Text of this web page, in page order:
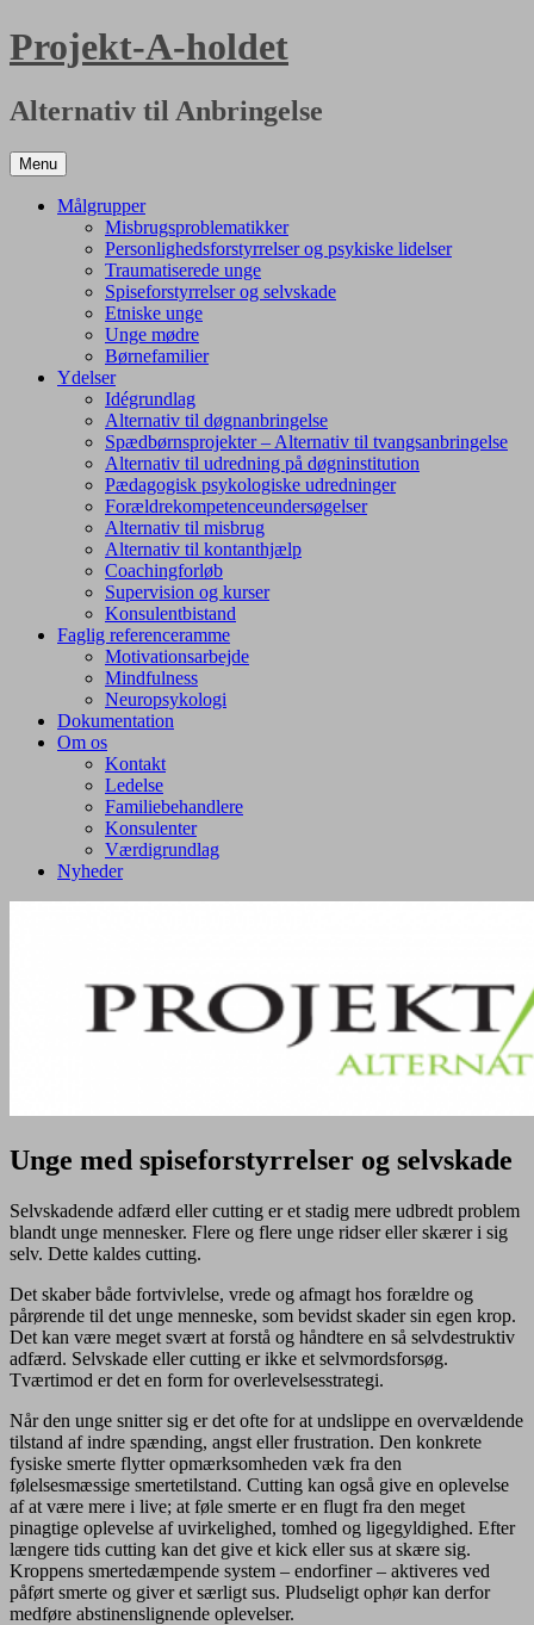
Hop
til
Projekt-A-holdet
Alternativ til Anbringelse
Menu
Målgrupper
Misbrugsproblematikker
Personlighedsforstyrrelser og psykiske lidelser
Traumatiserede unge
Spiseforstyrrelser og selvskade
Etniske unge
Unge mødre
Børnefamilier
Ydelser
Idégrundlag
Alternativ til døgnanbringelse
Spædbørnsprojekter – Alternativ til tvangsanbringelse
Alternativ til udredning på døgninstitution
Pædagogisk psykologiske udredninger
Forældrekompetenceundersøgelser
Alternativ til misbrug
Alternativ til kontanthjælp
Coachingforløb
Supervision og kurser
Konsulentbistand
Faglig referenceramme
Motivationsarbejde
Mindfulness
Neuropsykologi
Dokumentation
Om os
Kontakt
Ledelse
Familiebehandlere
Konsulenter
Værdigrundlag
Nyheder
Unge med spiseforstyrrelser og selvskade
Selvskadende adfærd eller cutting er et stadig mere udbredt problem
blandt unge mennesker. Flere og flere unge ridser eller skærer i sig
selv. Dette kaldes cutting.
Det skaber både fortvivlelse, vrede og afmagt hos forældre og
pårørende til det unge menneske, som bevidst skader sin egen krop.
Det kan være meget svært at forstå og håndtere en så selvdestruktiv
adfærd. Selvskade eller cutting er ikke et selvmordsforsøg.
Tværtimod er det en form for overlevelsesstrategi.
Når den unge snitter sig er det ofte for at undslippe en overvældende
tilstand af indre spænding, angst eller frustration. Den konkrete
fysiske smerte flytter opmærksomheden væk fra den
følelsesmæssige smertetilstand. Cutting kan også give en oplevelse
af at være mere i live; at føle smerte er en flugt fra den meget
pinagtige oplevelse af uvirkelighed, tomhed og ligegyldighed. Efter
længere tids cutting kan det give et kick eller sus at skære sig.
Kroppens smertedæmpende system – endorfiner – aktiveres ved
påført smerte og giver et særligt sus. Pludseligt ophør kan derfor
medføre abstinenslignende oplevelser.